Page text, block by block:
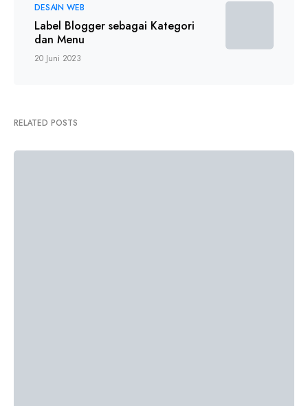
DESAIN WEB
Label Blogger sebagai Kategori
dan Menu
20 Juni 2023
RELATED POSTS